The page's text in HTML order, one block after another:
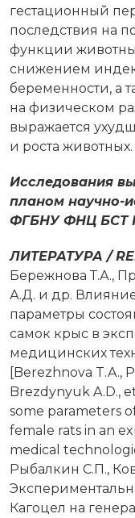
гестационный
последствия на
функции
снижением
беременности, а
на физическом
выражается
и роста животных.
Исследования
планом научно-
ФГБНУ ФНЦ БСТ
ЛИТЕРАТУРА /
Бережнова Т.А.,
А.Д. и др.
параметры
самок крыс в
медицинских
[Berezhnova T.A.,
Brezdynyuk A.D.,
some parameters
female rats in an
medical
Рыбалкин С.П.,
Кагоцел на